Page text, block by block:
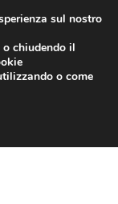
sul nostro
chiudendo il
o come